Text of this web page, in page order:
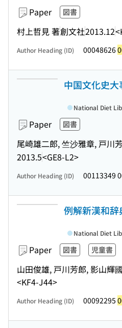
Paper 図書
村上哲見 著創文社2013.12
Author Heading (ID) 00048626
中国文化史大
Paper 図書
尾崎雄二郎, 竺沙雅章, 戸川
2013.5<GE8-L2>
National Diet
Author Heading (ID) 00113349
例解新漢和辞
Paper 図書 児童書
山田俊雄, 戸川芳郎, 影山輝
<KF4-J44>
National Diet
Author Heading (ID) 00092295